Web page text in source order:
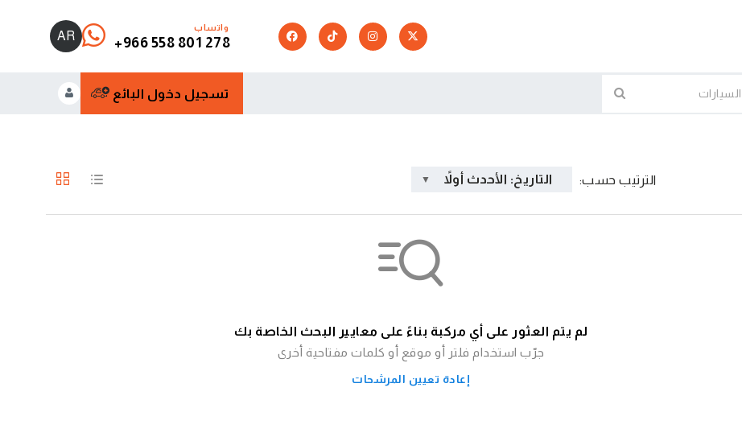
واتساب
+966 558 801 278
AR
تسجيل دخول البائع
الترتيب حسب: التاريخ: الأحدث أولاً
لم يتم العثور على أي مركبة بناءً على معايير البحث الخاصة بك
جرّب استخدام فلتر أو موقع أو كلمات مفتاحية أخرى
إعادة تعيين المرشحات